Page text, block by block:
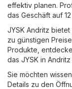
effektiv planen.
das Geschäft auf
JYSK Andritz
zu günstigen
Produkte,
das JYSK in
Sie möchten
Details zu den